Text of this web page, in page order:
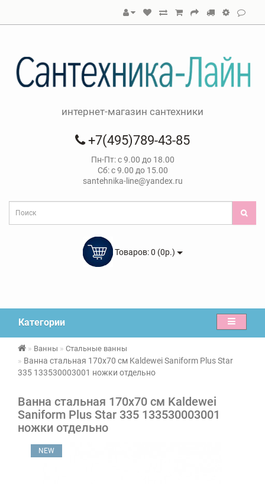
интернет-магазин сантехники
+7(495)789-43-85
Пн-Пт: с 9.00 до 18.00
Сб: с 9.00 до 15.00
santehnika-line@yandex.ru
Товаров: 0 (0р.)
Категории
Ванны Стальные ванны
Ванна стальная 170х70 см Kaldewei Saniform Plus Star
335 133530003001 ножки отдельно
Ванна стальная 170х70 см Kaldewei
Saniform Plus Star 335 133530003001
ножки отдельно
NEW